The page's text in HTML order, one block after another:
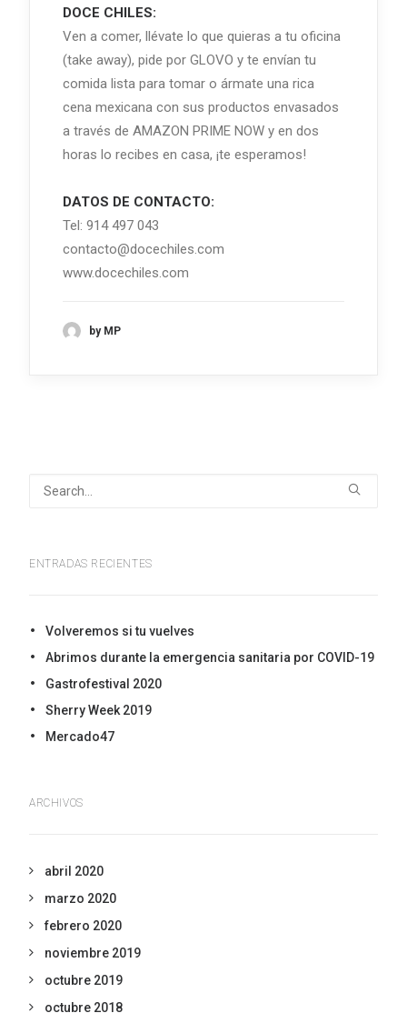
DOCE CHILES:
Ven a comer, llévate lo que quieras a tu oficina
(take away), pide por GLOVO y te envían tu
comida lista para tomar o ármate una rica
cena mexicana con sus productos envasados
a través de AMAZON PRIME NOW y en dos
horas lo recibes en casa, ¡te esperamos!
DATOS DE CONTACTO:
Tel: 914 497 043
contacto@docechiles.com
www.docechiles.com
by MP
ENTRADAS RECIENTES
Volveremos si tu vuelves
Abrimos durante la emergencia sanitaria por COVID-19
Gastrofestival 2020
Sherry Week 2019
Mercado47
ARCHIVOS
abril 2020
marzo 2020
febrero 2020
noviembre 2019
octubre 2019
octubre 2018